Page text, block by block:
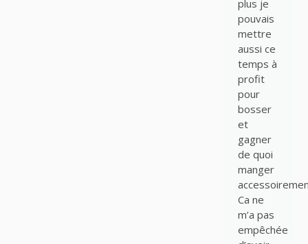
plus je
pouvais
mettre
aussi ce
temps à
profit
pour
bosser
et
gagner
de quoi
manger
Ca ne
m’a pas
empêchée